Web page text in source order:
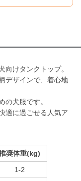
向けタンクトップ。
デザインで、着心地
の犬服です。
適に過ごせる人気ア
奨体重(kg)
1-2